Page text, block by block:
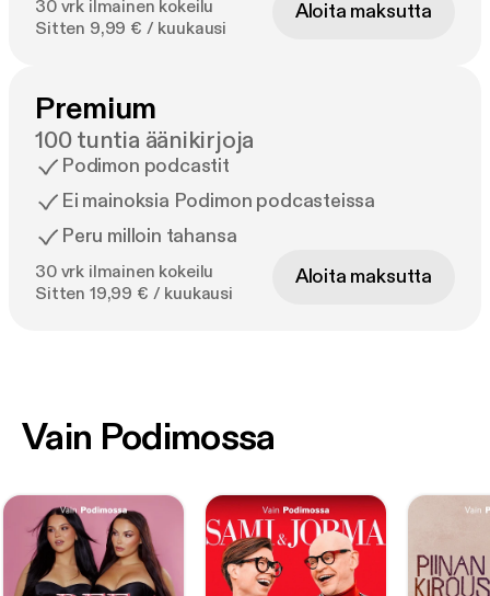
30 vrk ilmainen kokeilu
Sitten 9,99 € / kuukausi
Aloita maksutta
Premium
100 tuntia äänikirjoja
Podimon podcastit
Ei mainoksia Podimon podcasteissa
Peru milloin tahansa
30 vrk ilmainen kokeilu
Sitten 19,99 € / kuukausi
Aloita maksutta
Vain Podimossa